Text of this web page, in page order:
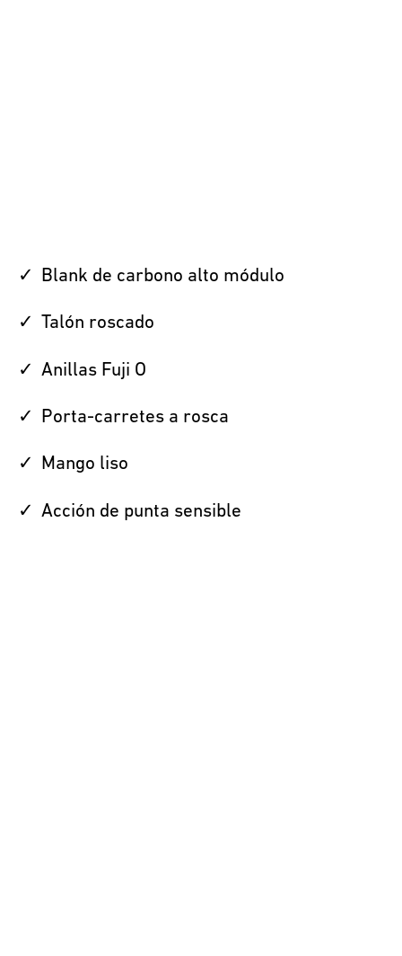
Blank de carbono alto módulo
Talón roscado
Anillas Fuji O
Porta-carretes a rosca
Mango liso
Acción de punta sensible